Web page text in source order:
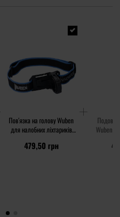
Пов'язка на голову Wuben
для налобних ліхтариків
479,50 грн
Wuben